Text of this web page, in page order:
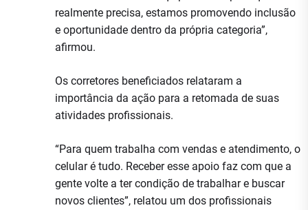
realmente precisa, estamos promovendo inclusão
e oportunidade dentro da própria categoria”,
afirmou.
Os corretores beneficiados relataram a
importância da ação para a retomada de suas
atividades profissionais.
“Para quem trabalha com vendas e atendimento, o
celular é tudo. Receber esse apoio faz com que a
gente volte a ter condição de trabalhar e buscar
novos clientes”, relatou um dos profissionais